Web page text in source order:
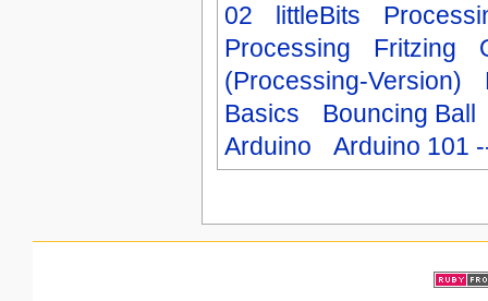
02
littleBits
Processing
Fritzing
(Processing-Version)
Basics
Bouncing Ball
Arduino
Arduino 101